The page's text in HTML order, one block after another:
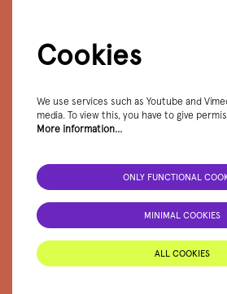
Cookies
We use services such as Youtube and
media. To view this, you have to give
More information…
ONLY FUNCTIONAL
MINIMAL COOKIES
ALL COOKIES